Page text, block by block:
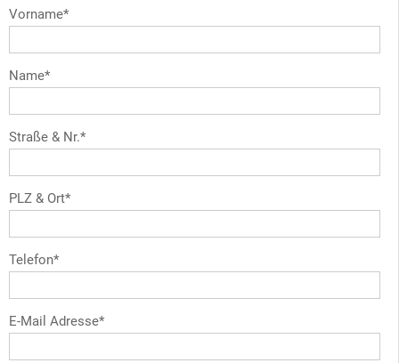
Vorname*
Name*
Straße & Nr.*
PLZ & Ort*
Telefon*
E-Mail Adresse*